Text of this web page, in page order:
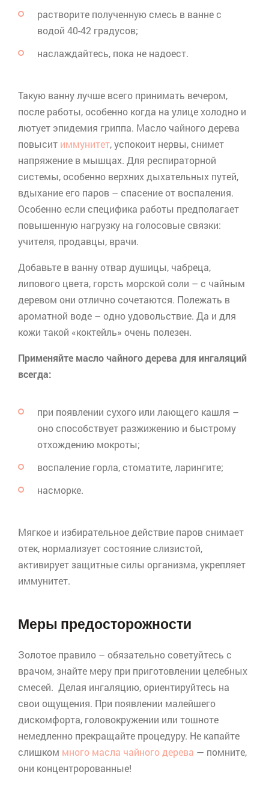
растворите полученную смесь в ванне с
водой 40-42 градусов;
наслаждайтесь, пока не надоест.
Такую ванну лучше всего принимать вечером,
после работы, особенно когда на улице холодно и
лютует эпидемия гриппа. Масло чайного дерева
повысит иммунитет, успокоит нервы, снимет
напряжение в мышцах. Для респираторной
системы, особенно верхних дыхательных путей,
вдыхание его паров – спасение от воспаления.
Особенно если специфика работы предполагает
повышенную нагрузку на голосовые связки:
учителя, продавцы, врачи.
Добавьте в ванну отвар душицы, чабреца,
липового цвета, горсть морской соли – с чайным
деревом они отлично сочетаются. Полежать в
ароматной воде – одно удовольствие. Да и для
кожи такой «коктейль» очень полезен.
Применяйте масло чайного дерева для ингаляций
всегда:
при появлении сухого или лающего кашля –
оно способствует разжижению и быстрому
отхождению мокроты;
воспаление горла, стоматите, ларингите;
насморке.
Мягкое и избирательное действие паров снимает
отек, нормализует состояние слизистой,
активирует защитные силы организма, укрепляет
иммунитет.
Меры предосторожности
Золотое правило – обязательно советуйтесь с
врачом, знайте меру при приготовлении целебных
смесей. Делая ингаляцию, ориентируйтесь на
свои ощущения. При появлении малейшего
дискомфорта, головокружении или тошноте
немедленно прекращайте процедуру. Не капайте
слишком много масла чайного дерева — помните,
они концентророванные!